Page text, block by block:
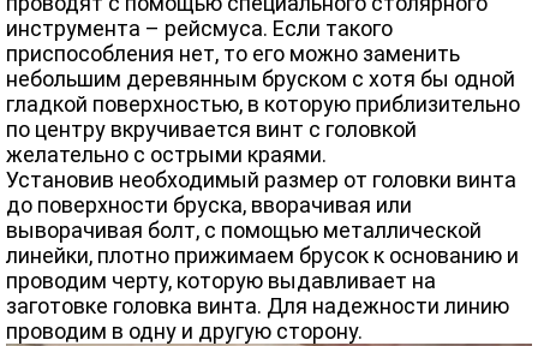
инструмента – рейсмуса. Если такого
приспособления нет, то его можно заменить
небольшим деревянным бруском с хотя бы одной
гладкой поверхностью, в которую приблизительно
по центру вкручивается винт с головкой
желательно с острыми краями.
Установив необходимый размер от головки винта
до поверхности бруска, вворачивая или
выворачивая болт, с помощью металлической
линейки, плотно прижимаем брусок к основанию и
проводим черту, которую выдавливает на
заготовке головка винта. Для надежности линию
проводим в одну и другую сторону.